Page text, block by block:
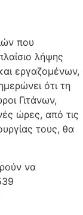
που
λήψης
εργαζομένων,
ότι τη
Γιτάνων,
ώρες, από τις
τους, θα
να